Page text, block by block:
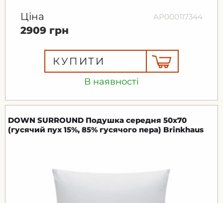
В наявності
Ціна АР000117344
2909 грн
КУПИТИ
DOWN SURROUND Подушка середня 50x70
(гусячий пух 15%, 85% гусячого пера) Brinkhaus